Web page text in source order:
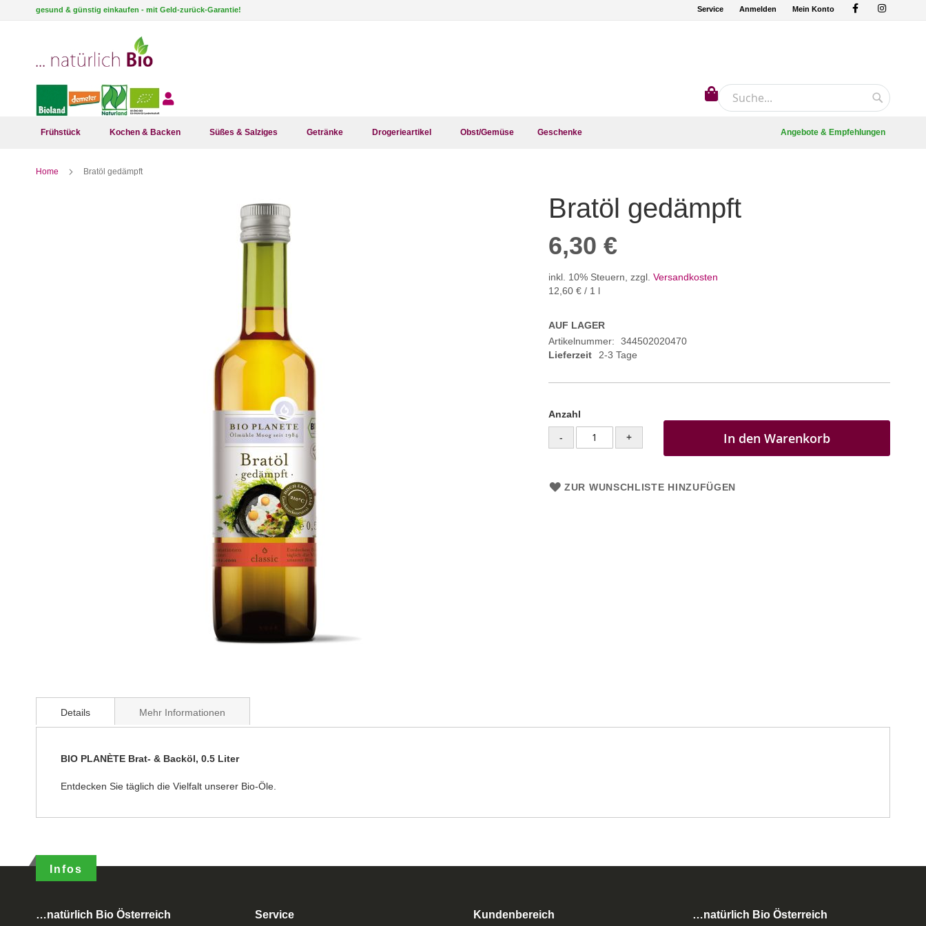
Direkt
gesund & günstig einkaufen - mit Geld-zurück-Garantie! Service Anmelden Mein Konto
Suche
Mein Warenkorb
Frühstück Kochen & Backen Süßes & Salziges Getränke Drogerieartikel Obst/Gemüse Geschenke Angebote & Empfehlungen
Home Bratöl gedämpft
Bildergalerie
springen
Bratöl gedämpft
6,30 €
inkl. 10% Steuern zzgl. Versandkosten
12,60 € / 1 l
AUF LAGER
Artikelnummer
344502020470
Lieferzeit
2-3 Tage
Anzahl
- + In den Warenkorb
ZUR WUNSCHLISTE HINZUFÜGEN
Details
BIO PLANÈTE Brat- & Backöl, 0.5 Liter
Entdecken Sie täglich die Vielfalt unserer Bio-Öle.
Mehr Informationen
Infos
…natürlich Bio Österreich Service Kundenbereich …natürlich Bio Österreich